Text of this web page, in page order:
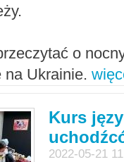
o
na Ukrainie.
Kurs
2022-05-21